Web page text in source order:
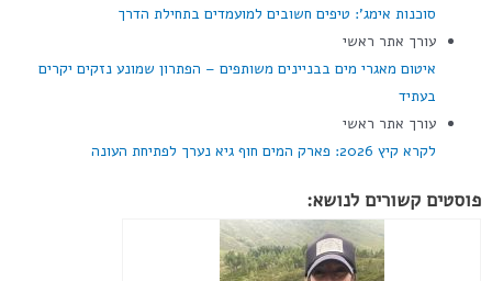
סוכנות אימג': טיפים חשובים למועמדים בתחילת הדרך
עורך אתר ראשי
איטום מאגרי מים בבניינים משותפים – הפתרון שמונע נזקים יקרים
בעתיד
עורך אתר ראשי
לקרא קיץ 2026: פארק המים חוף גיא נערך לפתיחת העונה
פוסטים קשורים לנושא: